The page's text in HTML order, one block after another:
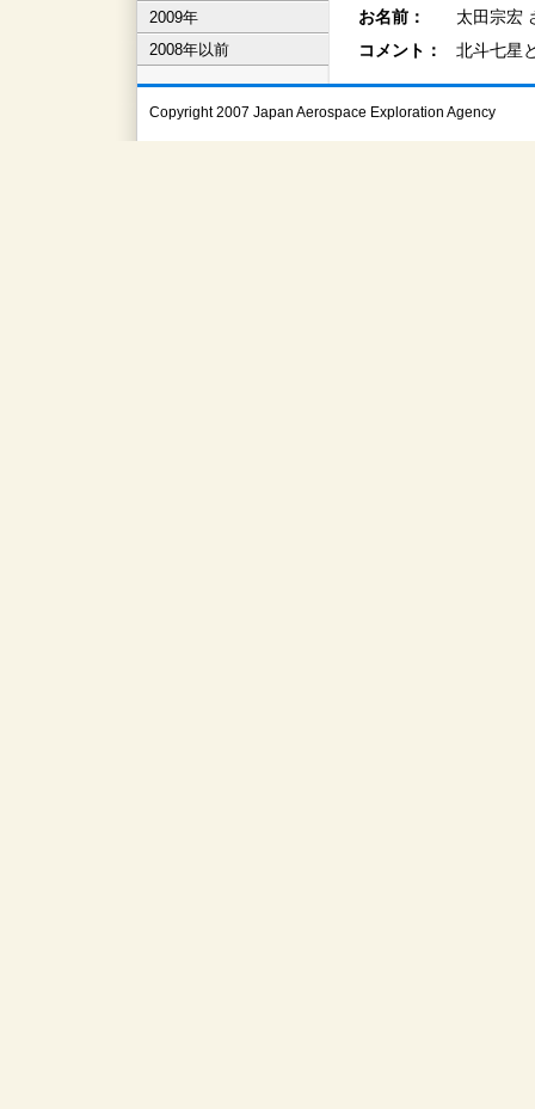
2009年
2008年以前
お名前：
太田宗宏
コメント：
北斗七星
Copyright 2007 Japan Aerospace Exploration Agency